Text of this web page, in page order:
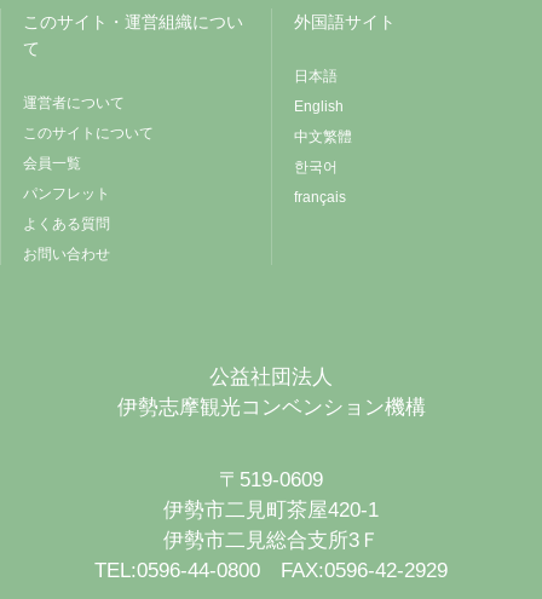
このサイト・運営組織につい
て
運営者について
このサイトについて
会員一覧
パンフレット
よくある質問
お問い合わせ
外国語サイト
日本語
English
中文繁體
한국어
français
公益社団法人
伊勢志摩観光コンベンション機構
〒519-0609
伊勢市二見町茶屋420-1
伊勢市二見総合支所3Ｆ
TEL:0596-44-0800 FAX:0596-42-2929